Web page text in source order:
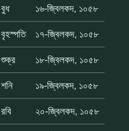
বুধ ১৬-জ্বিলকদ, ১০৫৮
বৃহস্পতি ১৭-জ্বিলকদ, ১০৫৮
শুক্র ১৮-জ্বিলকদ, ১০৫৮
শনি ১৯-জ্বিলকদ, ১০৫৮
রবি ২০-জ্বিলকদ, ১০৫৮